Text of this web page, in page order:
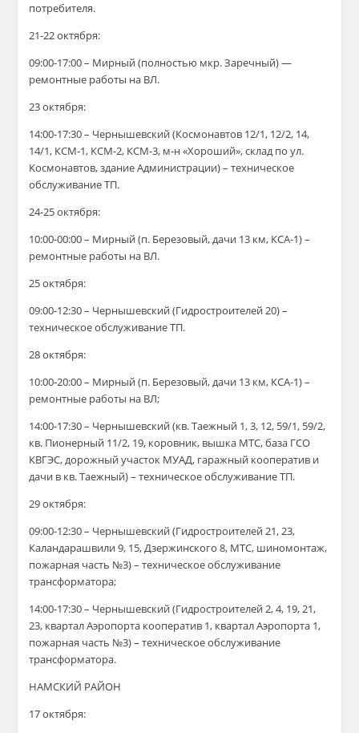
потребителя.
21-22 октября:
09:00-17:00 – Мирный (полностью мкр. Заречный) —
ремонтные работы на ВЛ.
23 октября:
14:00-17:30 – Чернышевский (Космонавтов 12/1, 12/2, 14,
14/1, КСМ-1, КСМ-2, КСМ-3, м-н «Хороший», склад по ул.
Космонавтов, здание Администрации) – техническое
обслуживание ТП.
24-25 октября:
10:00-00:00 – Мирный (п. Березовый, дачи 13 км, КСА-1) –
ремонтные работы на ВЛ.
25 октября:
09:00-12:30 – Чернышевский (Гидростроителей 20) –
техническое обслуживание ТП.
28 октября:
10:00-20:00 – Мирный (п. Березовый, дачи 13 км, КСА-1) –
ремонтные работы на ВЛ;
14:00-17:30 – Чернышевский (кв. Таежный 1, 3, 12, 59/1, 59/2,
кв. Пионерный 11/2, 19, коровник, вышка МТС, база ГСО
КВГЭС, дорожный участок МУАД, гаражный кооператив и
дачи в кв. Таежный) – техническое обслуживание ТП.
29 октября:
09:00-12:30 – Чернышевский (Гидростроителей 21, 23,
Каландарашвили 9, 15, Дзержинского 8, МТС, шиномонтаж,
пожарная часть №3) – техническое обслуживание
трансформатора;
14:00-17:30 – Чернышевский (Гидростроителей 2, 4, 19, 21,
23, квартал Аэропорта кооператив 1, квартал Аэропорта 1,
пожарная часть №3) – техническое обслуживание
трансформатора.
НАМСКИЙ РАЙОН
17 октября: